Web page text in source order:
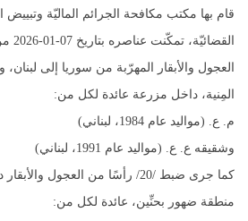
قام بها مكتب مكافحة الجرائم الماليّة
العجول والأبقار المهرّبة من سوريا إلى
المِنية، داخل مزرعة عائدة لكل من:
م. ع. (مواليد عام 1984، لبناني)
وشقيقه ع. ع. (مواليد عام 1991، لبناني)
كما جرى ضبط /20/ رأسًا من العجول
منطقة ضهور بحنِّين، عائدة لكل من: